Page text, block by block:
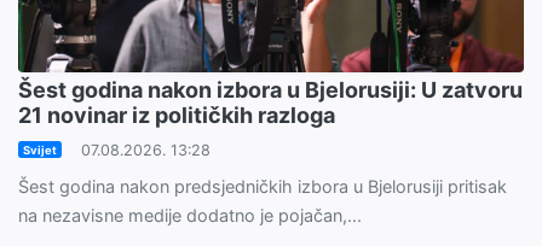
Šest godina nakon izbora u Bjelorusiji: U zatvoru
21 novinar iz političkih razloga
Svijet 07.08.2026. 13:28
Šest godina nakon predsjedničkih izbora u Bjelorusiji pritisak
na nezavisne medije dodatno je pojačan,...